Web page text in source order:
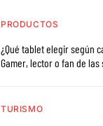
PRODUCTOS
¿Qué tablet elegir según
Gamer, lector o fan de las
TURISMO